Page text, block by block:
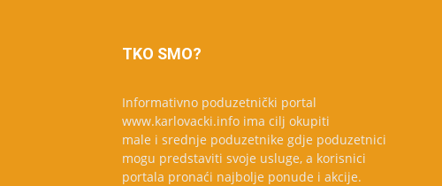
TKO SMO?
Informativno poduzetnički portal
www.karlovacki.info ima cilj okupiti
male i srednje poduzetnike gdje poduzetnici
mogu predstaviti svoje usluge, a korisnici
portala pronaći najbolje ponude i akcije.